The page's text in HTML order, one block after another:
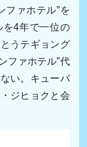
ファホテル”を
4年で一位の
うテギョング
ファホテル”代
い。キューバ
ジヒョクと会